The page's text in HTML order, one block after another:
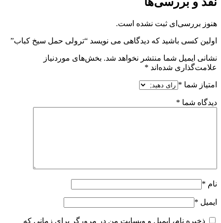
هنوز بررسی‌ای ثبت نشده است.
اولین کسی باشید که دیدگاهی می نویسد “ترولی حمل سیخ کباب”
نشانی ایمیل شما منتشر نخواهد شد. بخش‌های موردنیاز
علامت‌گذاری شده‌اند *
امتیاز شما *
دیدگاه شما *
نام *
ایمیل *
ذخیره نام، ایمیل و وبسایت من در مرورگر برای زمانی که